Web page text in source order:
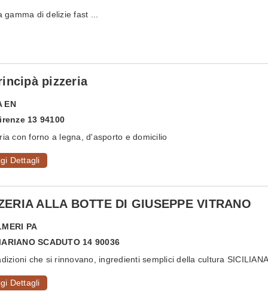
di delizie fast ...
pizzeria
EN
13 94100
con forno a legna, d'asporto e domicilio
Dettagli
ALLA BOTTE DI GIUSEPPE VITRANO
PA
SCADUTO 14 90036
che si rinnovano, ingredienti semplici della cultura
Dettagli